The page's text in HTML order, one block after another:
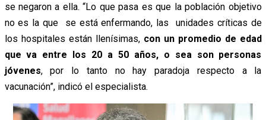
se negaron a ella. “Lo que pasa es que la población objetivo
no es la que se está enfermando, las unidades críticas de
los hospitales están llenísimas, con un promedio de edad
que va entre los 20 a 50 años, o sea son personas
jóvenes, por lo tanto no hay paradoja respecto a la
vacunación”, indicó el especialista.